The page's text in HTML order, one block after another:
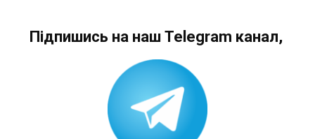
Підпишись на наш Telegram канал,